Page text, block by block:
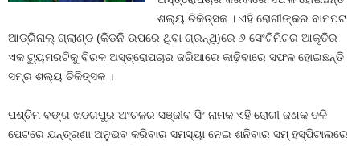
ଶଲ୍ୟ ଚିକିତ୍ସକ । ଏହି ରୋଗୀଙ୍କର ବାମପଟ
ଆଡ୍ରିନାଲ୍ ଗ୍ଲାଣ୍ଡ (କିଡନି ଉପରେ ଥିବା ଗ୍ରନ୍ଥି)ରେ ୬ ସେଂଟିମିଟର ଆକୃତିର
ଏକ ଟ୍ୟୁମରଟିକୁ ବିରଳ ଅସ୍ତ୍ରୋପଚାର ଜରିଆରେ କାଢ଼ିବାରେ ସଫଳ ହୋଇଛନ୍ତି
ସମ୍‌ର ଶଲ୍ୟ ଚିକିତ୍ସକ ।
ପଶ୍ଚିମ ବଙ୍ଗ ଖଡଗପୁର ଅଂଚଳର ସଞ୍ଜୀବ ସିଂ ନାମକ ଏହି ରୋଗୀ ଜଣକ ତଳି
ପେଟରେ ଯନ୍ତ୍ରଣା ଅନୁଭବ କରିବାର ସମସ୍ୟା ନେଇ ଶନିବାର ସମ୍ ହସ୍ପିଟାଲରେ